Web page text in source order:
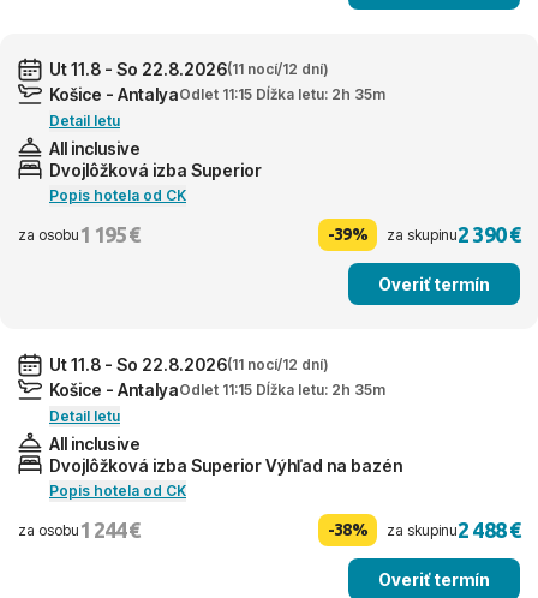
Ut 11.8 - So 22.8.2026(11 nocí/12 dní)
Košice - AntalyaOdlet 11:15 Dĺžka letu: 2h 35m
Detail letu
All inclusive
Dvojlôžková izba Superior
Popis hotela od CK
za osobu 1 195 € -39% za skupinu2 390 €
Overiť termín
Ut 11.8 - So 22.8.2026(11 nocí/12 dní)
Košice - AntalyaOdlet 11:15 Dĺžka letu: 2h 35m
Detail letu
All inclusive
Dvojlôžková izba Superior Výhľad na bazén
Popis hotela od CK
za osobu 1 244 € -38% za skupinu2 488 €
Overiť termín